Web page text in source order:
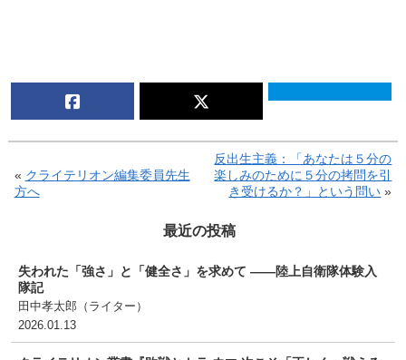
« クライテリオン編集委員先生
方へ
反出生主義：「あなたは５分の
楽しみのために５分の拷問を引
き受けるか？」という問い »
最近の投稿
失われた「強さ」と「健全さ」を求めて ――陸上自衛隊体験入
隊記
田中孝太郎（ライター ）
2026.01.13